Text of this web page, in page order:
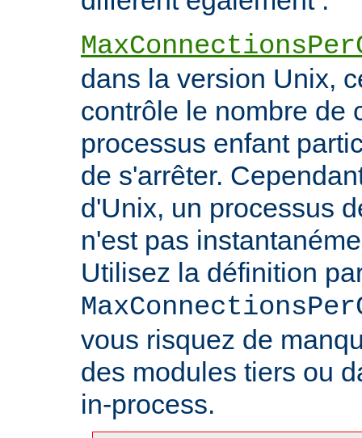
dans la version Unix,
contrôle le nombre de
processus enfant
de s'arrêter.
d'Unix, un processus
n'est pas
Utilisez la définition
vous risquez de
des modules tiers ou
in-process.